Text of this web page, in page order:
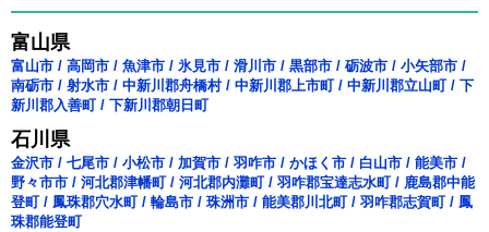
富山県
富山市 / 高岡市 / 魚津市 / 氷見市 / 滑川市 / 黒部市 / 砺波市 / 小矢部市 /
南砺市 / 射水市 / 中新川郡舟橋村/ 中新川郡上市町/ 中新川郡立山町/ 下
新川郡入善町/ 下新川郡朝日町
石川県
金沢市 / 七尾市 / 小松市 / 加賀市 / 羽咋市 / かほく市 / 白山市 / 能美市 /
野々市市 / 河北郡津幡町/ 河北郡内灘町/ 羽咋郡宝達志水町/ 鹿島郡中能
登町/ 鳳珠郡穴水町/ 輪島市 / 珠洲市 / 能美郡川北町/ 羽咋郡志賀町/ 鳳
珠郡能登町